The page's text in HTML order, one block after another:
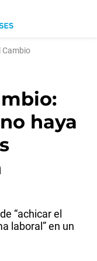
Cambio
haya
“achicar el
laboral” en un